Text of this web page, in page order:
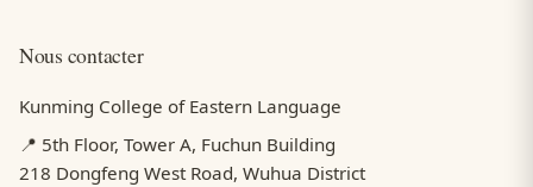
Nous contacter
Kunming College of Eastern Language
📍 5th Floor, Tower A, Fuchun Building
218 Dongfeng West Road, Wuhua District